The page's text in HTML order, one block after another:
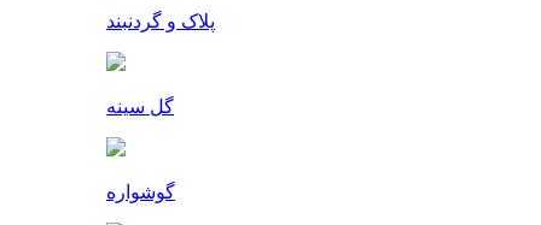
پلاک و گردنبند
گل سینه
گوشواره